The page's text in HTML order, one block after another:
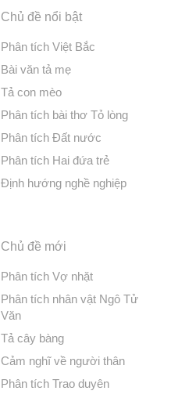
Chủ đề nổi bật
Phân tích Việt Bắc
Bài văn tả mẹ
Tả con mèo
Phân tích bài thơ Tỏ lòng
Phân tích Đất nước
Phân tích Hai đứa trẻ
Định hướng nghề nghiệp
Chủ đề mới
Phân tích Vợ nhặt
Phân tích nhân vật Ngô Tử
Văn
Tả cây bàng
Cảm nghĩ về người thân
Phân tích Trao duyên